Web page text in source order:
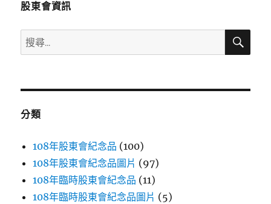
股東會資訊
搜
尋
鍵
搜
分類
108年股東會紀念品 (100)
108年股東會紀念品圖片 (97)
108年臨時股東會紀念品 (11)
108年臨時股東會紀念品圖片 (5)